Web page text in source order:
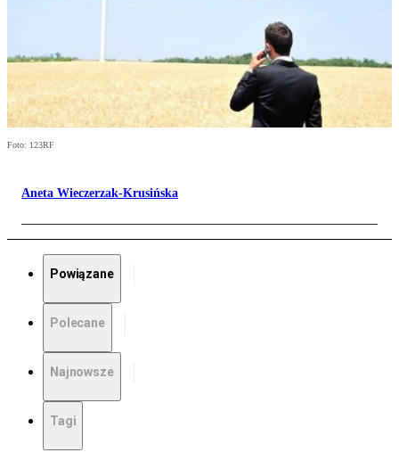
Foto: 123RF
Aneta Wieczerzak-Krusińska
Powiązane
Polecane
Najnowsze
Tagi